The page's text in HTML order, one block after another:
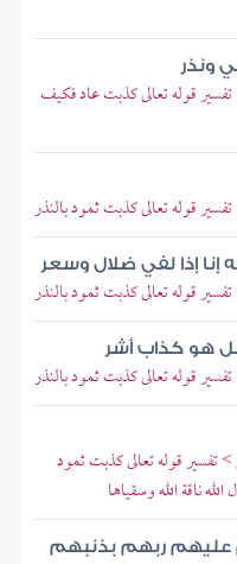
ونذر
قوله تعالى كذبت عاد فكيف
قوله تعالى كذبت ثمود بالنذر
إنا إذا لفي ضلال وسعر
قوله تعالى كذبت ثمود بالنذر
بل هو كذاب أشر
قوله تعالى كذبت ثمود بالنذر
تفسير قوله تعالى كذبت ثمود
ناقة الله وسقياها
ربهم بذنبهم